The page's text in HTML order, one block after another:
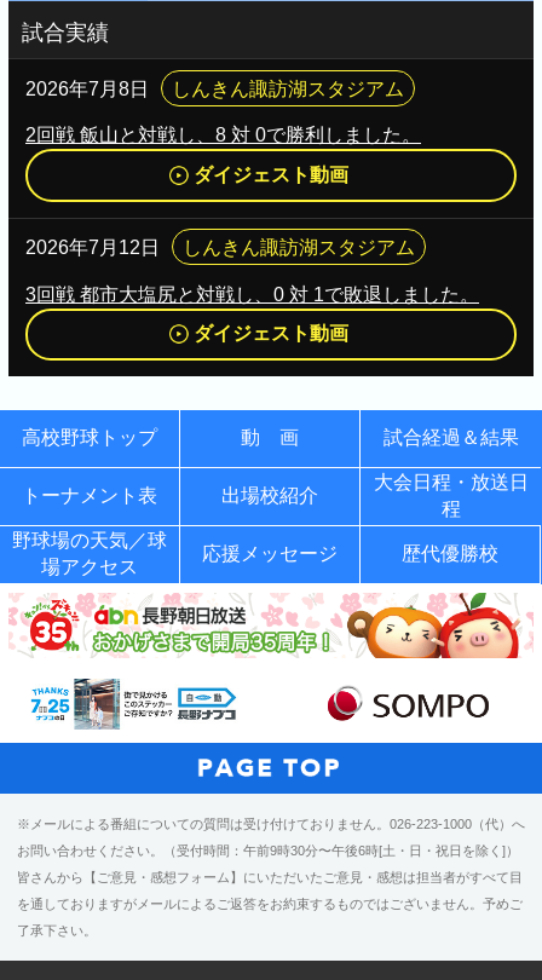
試合実績
2026年7月8日 しんきん諏訪湖スタジアム
2回戦 飯山と対戦し、8 対 0で勝利しました。
ダイジェスト動画
2026年7月12日 しんきん諏訪湖スタジアム
3回戦 都市大塩尻と対戦し、0 対 1で敗退しました。
ダイジェスト動画
高校野球トップ 動 画 試合経過＆結果
トーナメント表 出場校紹介
大会日程・放送日
程
野球場の天気／球
場アクセス
応援メッセージ 歴代優勝校
※メールによる番組についての質問は受け付けておりません。026-223-1000（代）へ
お問い合わせください。（受付時間：午前9時30分〜午後6時[土・日・祝日を除く]）
皆さんから【ご意見・感想フォーム】にいただいたご意見・感想は担当者がすべて目
を通しておりますがメールによるご返答をお約束するものではございません。予めご
了承下さい。